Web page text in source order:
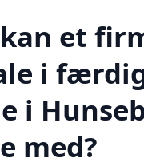
et
i
i
med?